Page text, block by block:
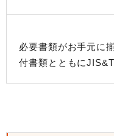
必要書類がお手元に
付書類とともに